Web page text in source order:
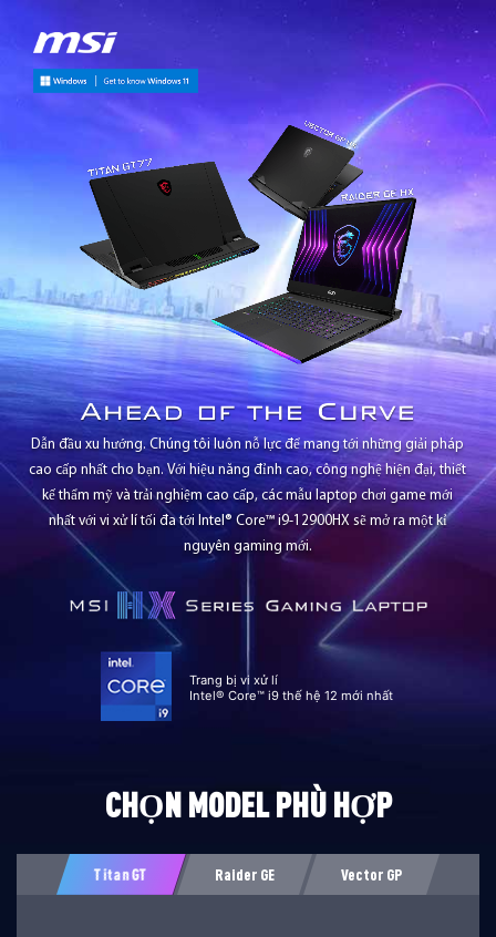
Trang bị vi xử lí
Intel® Core™ i9 thế hệ 12 mới nhất
Dẫn đầu xu hướng. Chúng tôi luôn nỗ lực để mang tới những giải pháp
cao cấp nhất cho bạn. Với hiệu năng đỉnh cao, công nghệ hiện đại, thiết
kế thẩm mỹ và trải nghiệm cao cấp, các mẫu laptop chơi game mới
nhất với vi xử lí tối đa tới Intel® Core™ i9-12900HX sẽ mở ra một kỉ
nguyên gaming mới.
CHỌN MODEL PHÙ HỢP
Titan GT Raider GE Vector GP